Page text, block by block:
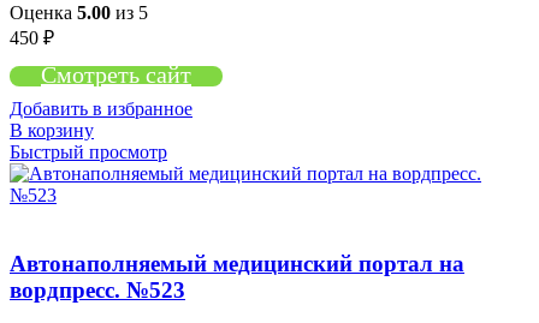
Оценка 5.00 из 5
450 ₽
Смотреть сайт
Добавить в избранное
В корзину
Быстрый просмотр
Автонаполняемый медицинский портал на
вордпресс. №523